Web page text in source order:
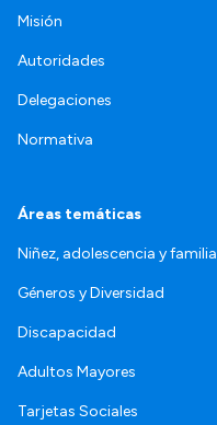
Misión
Autoridades
Delegaciones
Normativa
Áreas temáticas
Niñez, adolescencia y familia
Géneros y Diversidad
Discapacidad
Adultos Mayores
Tarjetas Sociales